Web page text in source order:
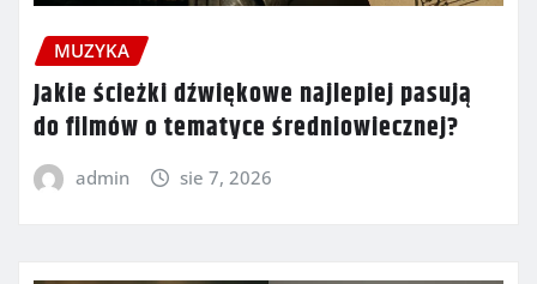
MUZYKA
Jakie ścieżki dźwiękowe najlepiej pasują
do filmów o tematyce średniowiecznej?
admin sie 7, 2026